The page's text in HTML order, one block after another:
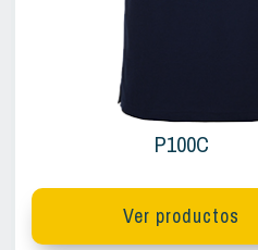
P100C
Ver productos